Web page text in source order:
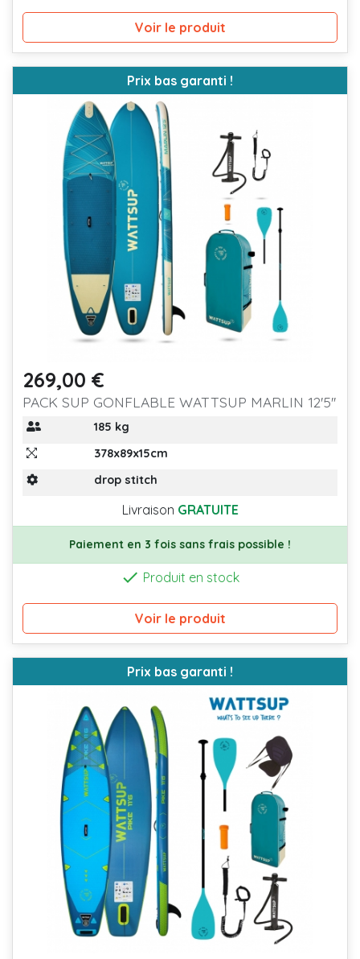
Voir le produit
Prix bas garanti !
Prix
269,00 €
PACK SUP GONFLABLE WATTSUP MARLIN 12'5''
185 kg
378x89x15cm
drop stitch
Livraison GRATUITE
Paiement en 3 fois sans frais possible !
 Produit en stock
Voir le produit
Prix bas garanti !